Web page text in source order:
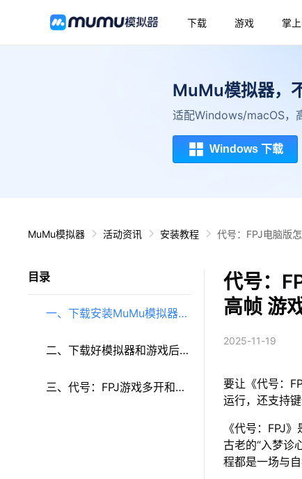
下载 游戏 掌
MuMu模拟器，
适配Windows/macOS，
Windows 下载
MuMu模拟器 活动资讯 安装教程 代号：FPJ电脑版
目录
一、下载安装MuMu模拟器和
《代号：FPJ》
二、下载好模拟器和游戏后
再参考以下步骤进行设置：
三、代号：FPJ游戏多开和键
代号：
高帧 游
2025-11-19
要让《代号：
运行，还支持
《代号：FPJ
古老的“入梦诊
程都是一场与